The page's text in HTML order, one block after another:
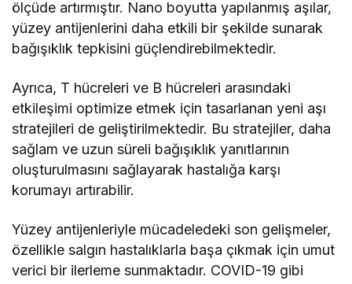
ölçüde artırmıştır. Nano boyutta yapılanmış aşılar,
yüzey antijenlerini daha etkili bir şekilde sunarak
bağışıklık tepkisini güçlendirebilmektedir.
Ayrıca, T hücreleri ve B hücreleri arasındaki
etkileşimi optimize etmek için tasarlanan yeni aşı
stratejileri de geliştirilmektedir. Bu stratejiler, daha
sağlam ve uzun süreli bağışıklık yanıtlarının
oluşturulmasını sağlayarak hastalığa karşı
korumayı artırabilir.
Yüzey antijenleriyle mücadeledeki son gelişmeler,
özellikle salgın hastalıklarla başa çıkmak için umut
verici bir ilerleme sunmaktadır. COVID-19 gibi